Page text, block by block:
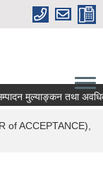
मुल्याङ्कन तथा
of ACCEPTANCE),